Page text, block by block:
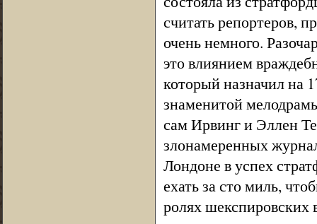
считать репортеров,
очень немного.
это влиянием
который назначил на
знаменитой
сам Ирвинг и Эллен
злонамеренных
Лондоне в успех
ехать за сто миль,
ролях